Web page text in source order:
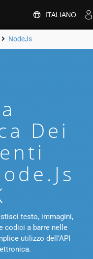
ITALIANO
NodeJs
Dei
testo, immagini,
codici a barre nelle
utilizzo dell’API